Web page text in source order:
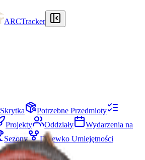
ARCTracker
Skrytka
Potrzebne Przedmioty
Projekty Oddziały
Wydarzenia na
Sezony Drzewko Umiejętności